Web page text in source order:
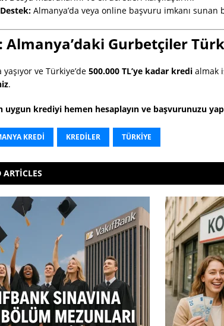
Almanya’da veya online başvuru imkanı sunan
Almanya’daki Gurbetçiler
yaşıyor ve Türkiye’de 500.000 TL’ye kadar kredi almak
.
uygun krediyi hemen hesaplayın ve başvurunuzu
KREDI KREDILER TÜRKIYE
ARTICLES